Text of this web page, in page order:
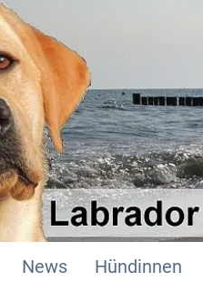
News Hündinnen